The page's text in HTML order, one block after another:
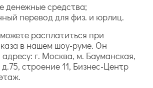
денежные средства;
перевод для физ. и юрлиц.
расплатиться при
в нашем шоу-руме. Он
г. Москва, м. Бауманская,
строение 11, Бизнес-Центр